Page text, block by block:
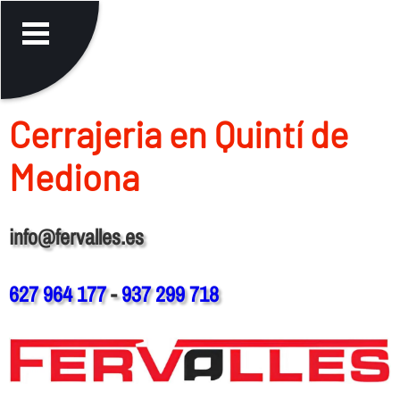
Cerrajeria en Quintí de
Mediona
info@fervalles.es
627 964 177-937 299 718